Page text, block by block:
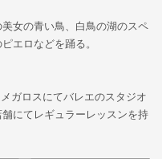
女の青い鳥、白鳥の湖のスペ
エロなどを踊る。
ガロスにてバレエのスタジオ
にてレギュラーレッスンを持